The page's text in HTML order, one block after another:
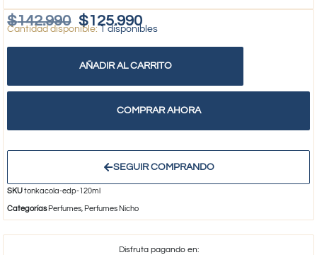
$142.990 $125.990
1 disponibles
AÑADIR AL CARRITO
COMPRAR AHORA
SEGUIR COMPRANDO
SKUtonkacola-edp-120ml
Categorías Perfumes, Perfumes Nicho
Disfruta pagando en: